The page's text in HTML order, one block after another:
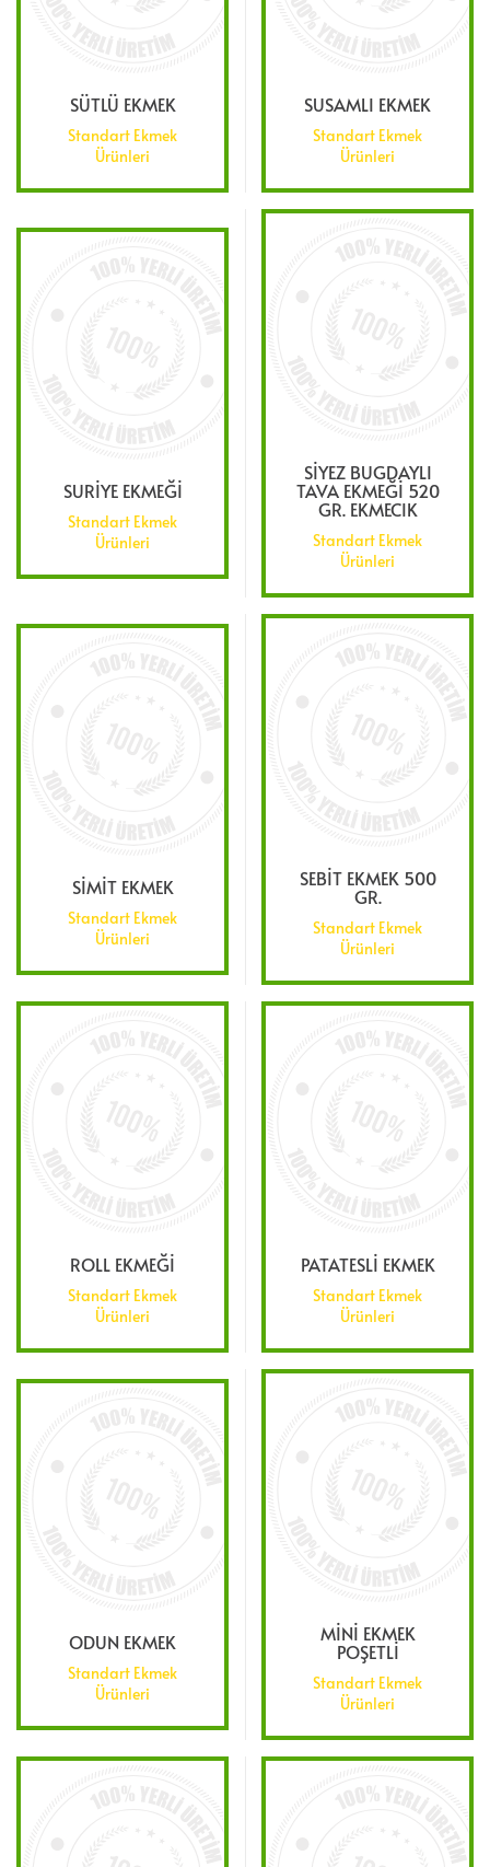
SÜTLÜ EKMEK
Standart Ekmek
Ürünleri
SUSAMLI EKMEK
Standart Ekmek
Ürünleri
SURİYE EKMEĞİ
Standart Ekmek
Ürünleri
SİYEZ BUGDAYLI
TAVA EKMEĞİ 520
GR. EKMECIK
Standart Ekmek
Ürünleri
SİMİT EKMEK
Standart Ekmek
Ürünleri
SEBİT EKMEK 500
GR.
Standart Ekmek
Ürünleri
ROLL EKMEĞİ
Standart Ekmek
Ürünleri
PATATESLİ EKMEK
Standart Ekmek
Ürünleri
ODUN EKMEK
Standart Ekmek
Ürünleri
MİNİ EKMEK
POŞETLİ
Standart Ekmek
Ürünleri